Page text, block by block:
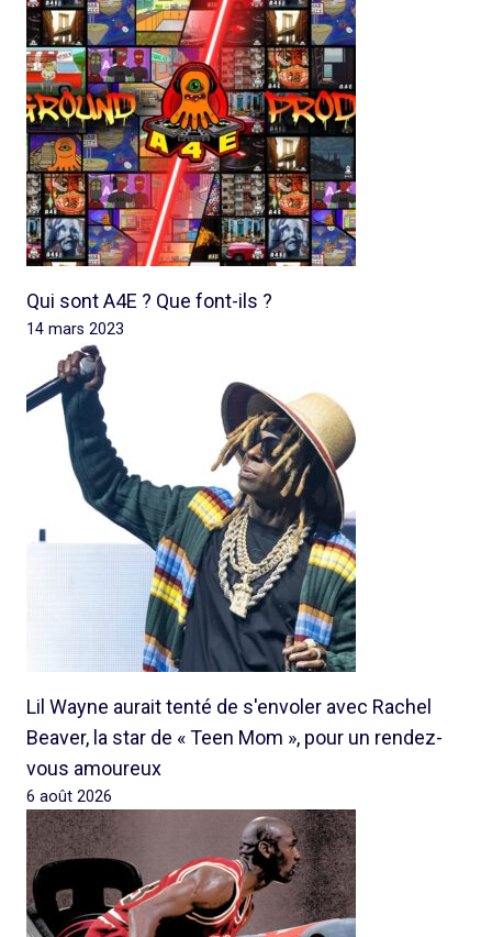
Qui sont A4E ? Que font-ils ?
14 mars 2023
Lil Wayne aurait tenté de s'envoler avec Rachel
Beaver, la star de « Teen Mom », pour un rendez-
vous amoureux
6 août 2026